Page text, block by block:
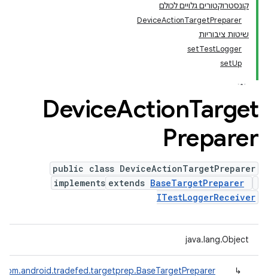
קונסטרוקטורים גלויים לכולם
DeviceActionTargetPreparer
שיטות ציבוריות
setTestLogger
setUp
DeviceActionTarget
Preparer
public class DeviceActionTargetPreparer
extends BaseTargetPreparer
implements
ITestLoggerReceiver
java.lang.Object
↳
com.android.tradefed.targetprep.BaseTargetPreparer